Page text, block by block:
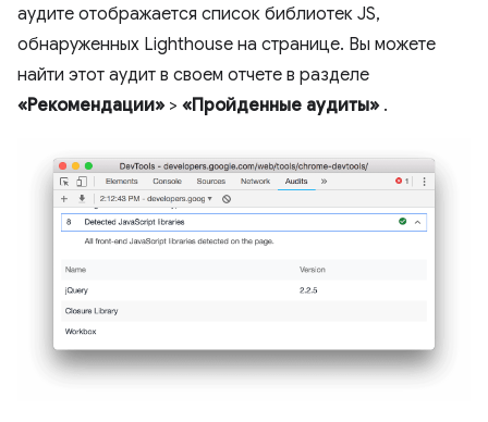
аудите отображается список библиотек JS,
обнаруженных Lighthouse на странице. Вы можете
найти этот аудит в своем отчете в разделе
«Рекомендации» > «Пройденные аудиты» .